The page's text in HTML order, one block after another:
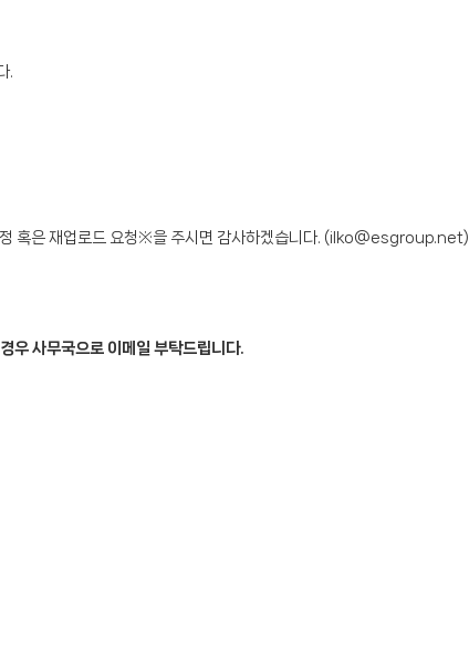
.
혹은 재업로드 요청※을 주시면 감사하겠습니다. (ilko@esgroup.net)
우 사무국으로 이메일 부탁드립니다.